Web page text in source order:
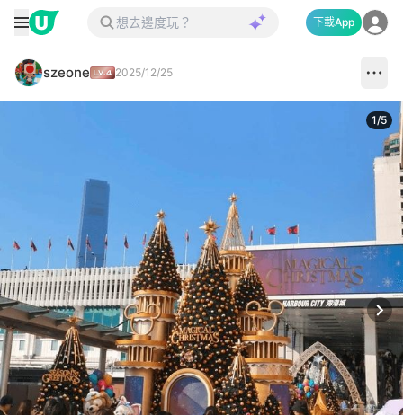
下載App
szeone 2025/12/25
1/5